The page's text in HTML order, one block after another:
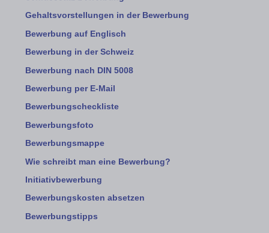
Gehaltsvorstellungen in der Bewerbung
Bewerbung auf Englisch
Bewerbung in der Schweiz
Bewerbung nach DIN 5008
Bewerbung per E-Mail
Bewerbungscheckliste
Bewerbungsfoto
Bewerbungsmappe
Wie schreibt man eine Bewerbung?
Initiativbewerbung
Bewerbungskosten absetzen
Bewerbungstipps